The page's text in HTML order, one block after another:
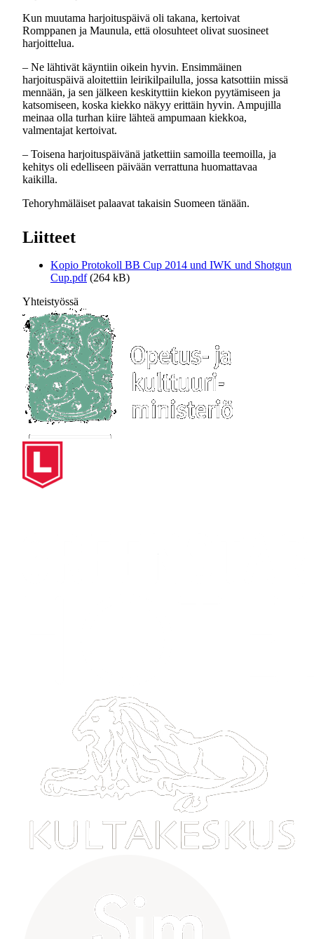
Kun muutama harjoituspäivä oli takana, kertoivat
Romppanen ja Maunula, että olosuhteet olivat suosineet
harjoittelua.
– Ne lähtivät käyntiin oikein hyvin. Ensimmäinen
harjoituspäivä aloitettiin leirikilpailulla, jossa katsottiin missä
mennään, ja sen jälkeen keskityttiin kiekon pyytämiseen ja
katsomiseen, koska kiekko näkyy erittäin hyvin. Ampujilla
meinaa olla turhan kiire lähteä ampumaan kiekkoa,
valmentajat kertoivat.
– Toisena harjoituspäivänä jatkettiin samoilla teemoilla, ja
kehitys oli edelliseen päivään verrattuna huomattavaa
kaikilla.
Tehoryhmäläiset palaavat takaisin Suomeen tänään.
Liitteet
Kopio Protokoll BB Cup 2014 und IWK und Shotgun
Cup.pdf (264 kB)
Yhteistyössä